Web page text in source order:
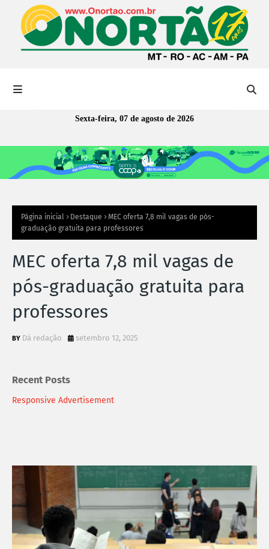
Sexta-feira, 07 de agosto de 2026
Página inicial Destaque
MEC oferta 7,8 mil vagas de pós-
graduação gratuita para professores
MEC oferta 7,8 mil vagas de
pós-graduação gratuita para
professores
Dá redação setembro 12, 2025
Recent Posts
Responsive Advertisement